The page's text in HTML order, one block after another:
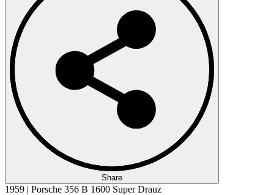
Share
1959 | Porsche 356 B 1600 Super Drauz